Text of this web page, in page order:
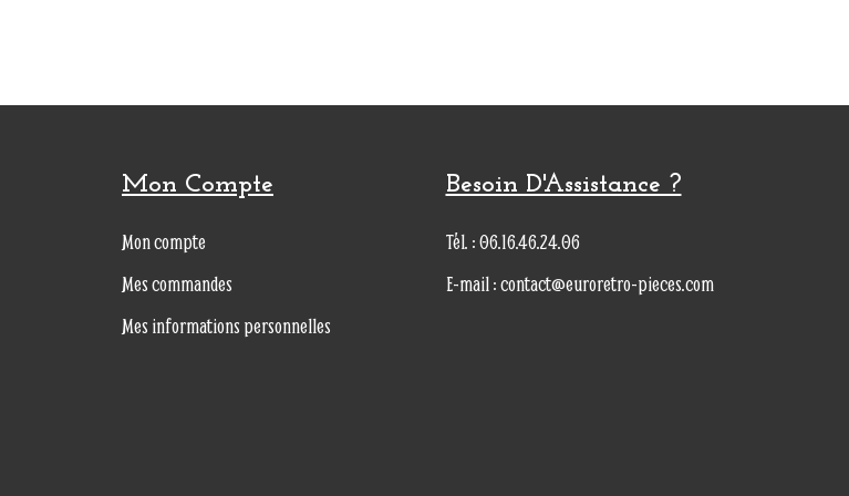
Mon Compte
Mon compte
Mes commandes
Mes informations personnelles
Besoin D'Assistance ?
Tél. : 06.16.46.24.06
E-mail : contact@euroretro-pieces.com